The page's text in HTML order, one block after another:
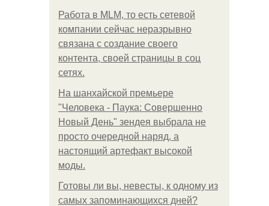
Работа в MLM, то есть сетевой
компании сейчас неразрывно
связана с создание своего
контента, своей страницы в соц
сетях.
На шанхайской премьере
"Человека - Паука: Совершенно
Новый День" зендея выбрала не
просто очередной наряд, а
настоящий артефакт высокой
моды.
Готовы ли вы, невесты, к одному из
самых запоминающихся дней?